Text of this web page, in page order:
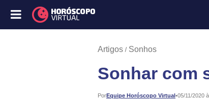
Artigos Sonhos
Sonhar com
PorEquipe Horóscopo Virtual•
Publicado: 05/11/2020